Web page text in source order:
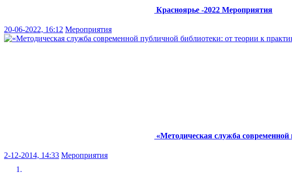
Красноярье -2022 Мероприятия
20-06-2022, 16:12 Мероприятия
«Методическая служба
2-12-2014, 14:33 Мероприятия